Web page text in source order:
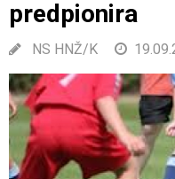
predpionira
NS HNŽ/K